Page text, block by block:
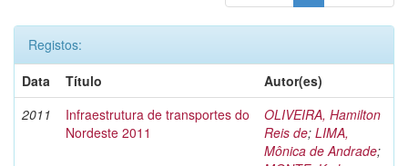
Registos:
Data
Título
Autor(es)
2011
Infraestrutura de transportes do
Nordeste 2011
OLIVEIRA, Hamilton
Reis de; LIMA,
Mônica de Andrade;